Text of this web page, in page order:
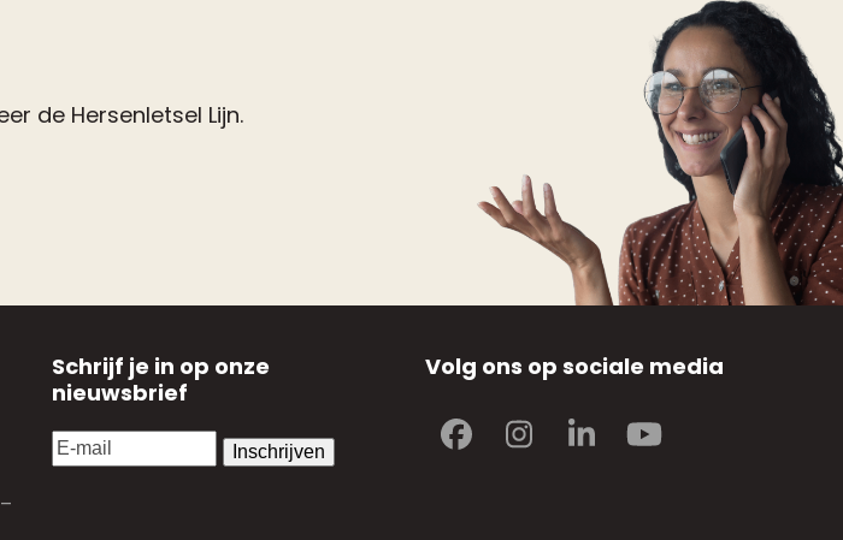
de Hersenletsel Lijn.
Schrijf je in op onze
nieuwsbrief
E-
mail(Vereist)
Volg ons op sociale media
Facebook
Instagram
LinkedInYouTube